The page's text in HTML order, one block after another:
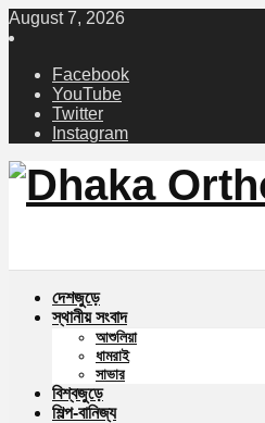
August 7, 2026
Facebook
YouTube
Twitter
Instagram
দেশজুড়ে
স্থানীয় সংবাদ
আশুলিয়া
ধামরাই
সাভার
বিশ্বজুড়ে
শিল্প-বানিজ্য